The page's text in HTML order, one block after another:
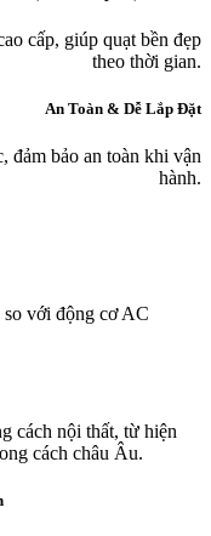
cấp, giúp quạt bền đẹp
theo thời gian.
An Toàn & Dễ Lắp Đặt
đảm bảo an toàn khi vận
hành.
với động cơ AC
cách nội thất, từ hiện
cách châu Âu.